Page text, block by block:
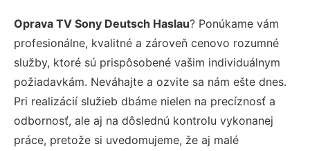
Oprava TV Sony Deutsch Haslau? Ponúkame vám
profesionálne, kvalitné a zároveň cenovo rozumné
služby, ktoré sú prispôsobené vašim individuálnym
požiadavkám. Neváhajte a ozvite sa nám ešte dnes.
Pri realizácií služieb dbáme nielen na precíznosť a
odbornosť, ale aj na dôslednú kontrolu vykonanej
práce, pretože si uvedomujeme, že aj malé